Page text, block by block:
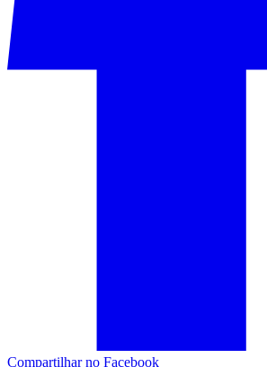
Compartilhar no Facebook